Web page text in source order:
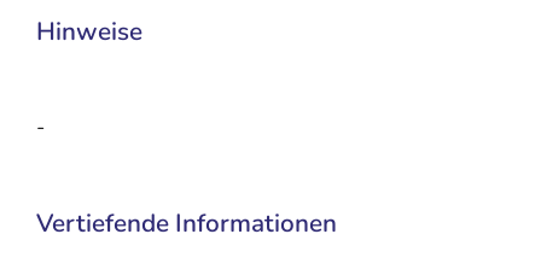
Hinweise
-
Vertiefende Informationen